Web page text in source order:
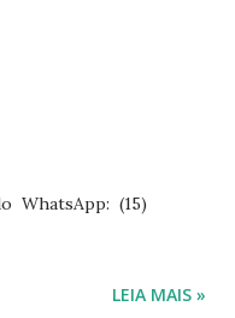
para cada dia do
histórias
de 15 anos. Escreveu o
WhatsApp: (15)
LEIA MAIS »